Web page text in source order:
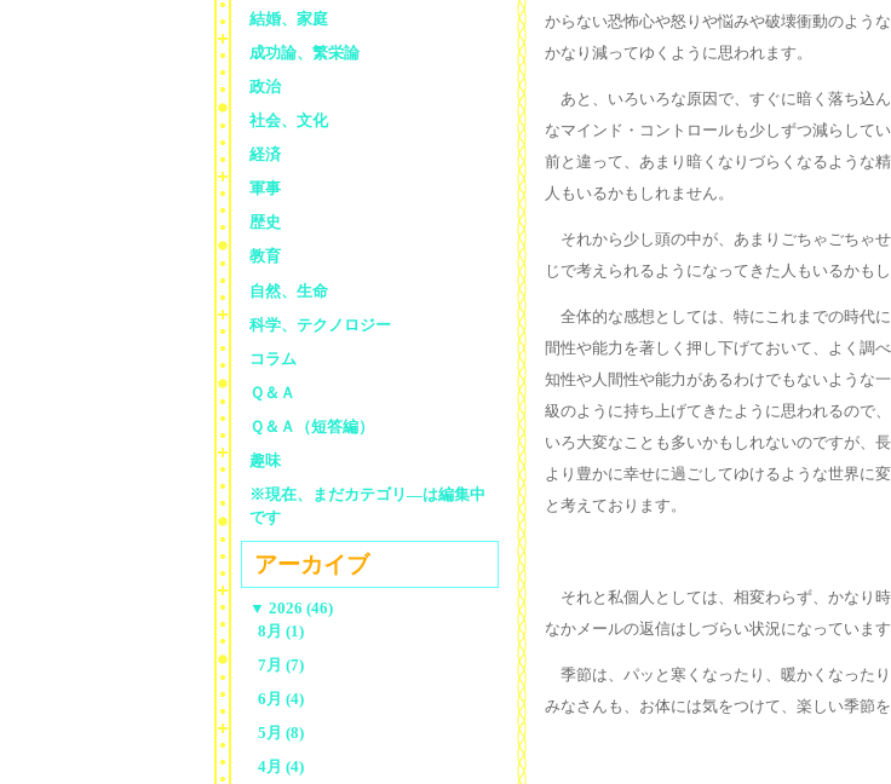
からない恐怖心や怒りや悩みや破壊衝動のよう
かなり減ってゆくように思われます。
あと、いろいろな原因で、すぐに暗く落ち込
なマインド・コントロールも少しずつ減らして
前と違って、あまり暗くなりづらくなるような
人もいるかもしれません。
それから少し頭の中が、あまりごちゃごちゃ
じで考えられるようになってきた人もいるかもし
全体的な感想としては、特にこれまでの時代
間性や能力を著しく押し下げておいて、よく調
知性や人間性や能力があるわけでもないような
級のように持ち上げてきたように思われるので
いろ大変なことも多いかもしれないのですが、
より豊かに幸せに過ごしてゆけるような世界に
と考えております。
それと私個人としては、相変わらず、かなり
なかメールの返信はしづらい状況になっています
季節は、パッと寒くなったり、暖かくなったり
みなさんも、お体には気をつけて、楽しい季節を
結婚、家庭
成功論、繁栄論
政治
社会、文化
経済
軍事
歴史
教育
自然、生命
科学、テクノロジー
コラム
Ｑ＆Ａ
Ｑ＆Ａ（短答編）
趣味
※現在、まだカテゴリ—は編集中
です
アーカイブ
▼ 2026 (46)
8月 (1)
7月 (7)
6月 (4)
5月 (8)
4月 (4)